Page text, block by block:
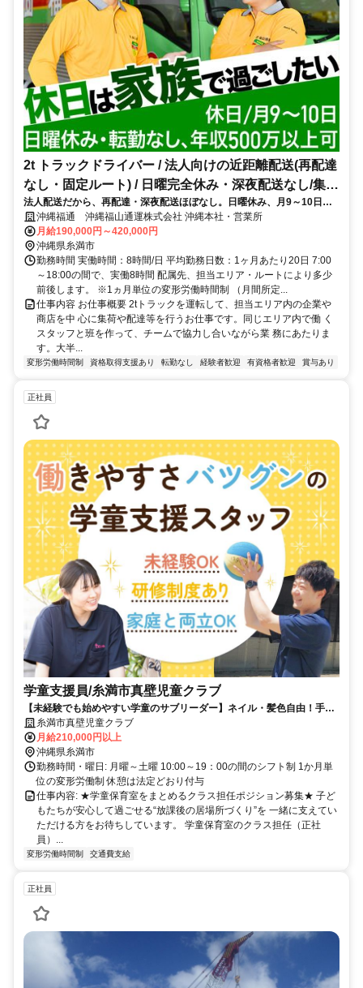
2t トラックドライバー / 法人向けの近距離配送(再配達
なし・固定ルート) / 日曜完全休み・深夜配送なし/集配
ﾄﾞﾗｲﾊﾞｰ2t(正社員)
法人配送だから、再配達・深夜配送ほぼなし。日曜休み、月9～10日休
み、転勤無と働きやすい環境
沖縄福通 沖縄福山通運株式会社 沖縄本社・営業所
月給190,000円～420,000円
沖縄県糸満市
勤務時間 実働時間：8時間/日 平均勤務日数：1ヶ月あたり20日 7:00
～18:00の間で、実働8時間 配属先、担当エリア・ルートにより多少
前後します。 ※1ヵ月単位の変形労働時間制 （月間所定...
仕事内容 お仕事概要 2tトラックを運転して、担当エリア内の企業や
商店を中 心に集荷や配達等を行うお仕事です。同じエリア内で働 く
スタッフと班を作って、チームで協力し合いながら業 務にあたりま
す。大半...
変形労働時間制 資格取得支援あり 転勤なし 経験者歓迎 有資格者歓迎 賞与あり
正社員
学童支援員/糸満市真壁児童クラブ
【未経験でも始めやすい学童のサブリーダー】ネイル・髪色自由！手厚
いサポートで安心のキャリアステップを！
糸満市真壁児童クラブ
月給210,000円以上
沖縄県糸満市
勤務時間・曜日: 月曜～土曜 10:00～19：00の間のシフト制 1か月単
位の変形労働制 休憩は法定どおり付与
仕事内容: ★学童保育室をまとめるクラス担任ポジション募集★ 子ど
もたちが安心して過ごせる“放課後の居場所づくり”を 一緒に支えてい
ただける方をお待ちしています。 学童保育室のクラス担任（正社
員）...
変形労働時間制 交通費支給
正社員